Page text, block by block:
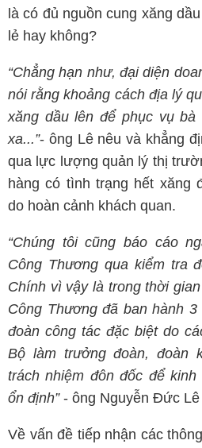
là có đủ nguồn cung xăng
lẻ hay không?
“Chẳng hạn như, đại diện
nói rằng khoảng cách địa lý
xăng dầu lên để phục vụ
xa...”- ông Lê nêu và khẳng
qua lực lượng quản lý thị
hàng có tình trạng hết xăng
do hoàn cảnh khách quan.
“Chúng tôi cũng báo cáo
Công Thương qua kiểm tra
Chính vì vậy là trong thời
Công Thương đã ban hành
đoàn công tác đặc biệt do
Bộ làm trưởng đoàn, đoàn
trách nhiệm đôn đốc để
ổn định”- ông Nguyễn Đức Lê
Về vấn đề tiếp nhận các